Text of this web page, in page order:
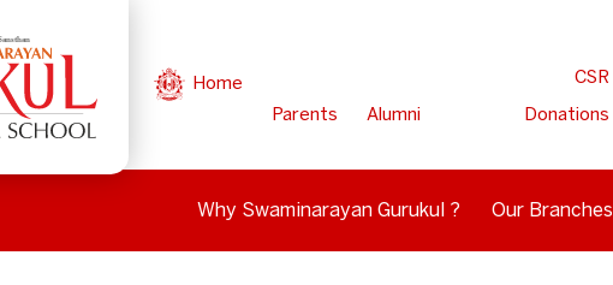
Home
Parents
Alumni
CSR
Donations
Why Swaminarayan Gurukul ? Our Branches